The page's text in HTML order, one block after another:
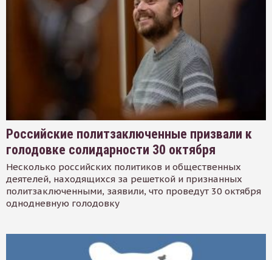
Российские политзаключенные призвали к
голодовке солидарности 30 октября
Несколько российских политиков и общественных
деятелей, находящихся за решеткой и признанных
политзаключенными, заявили, что проведут 30 октября
однодневную голодовку